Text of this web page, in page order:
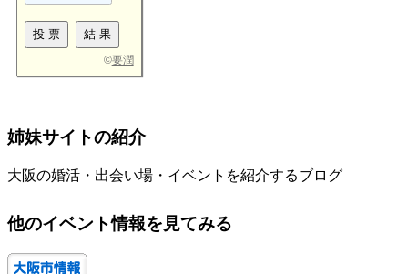
©要潤
姉妹サイトの紹介
大阪の婚活・出会い場・イベントを紹介するブログ
他のイベント情報を見てみる